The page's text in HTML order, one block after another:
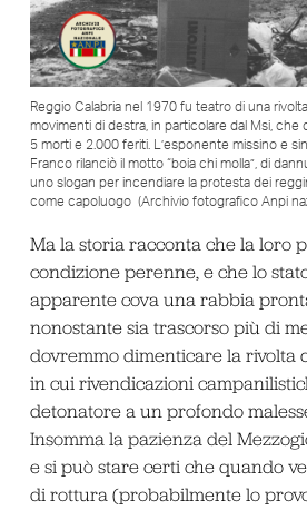
Reggio Calabria nel 1970 fu teatro di una
movimenti di destra, in particolare dal Msi,
5 morti e 2.000 feriti. L’esponente missino e
Franco rilanciò il motto “boia chi molla”, di
uno slogan per incendiare la protesta dei
come capoluogo (Archivio fotografico Anpi
Ma la storia racconta che la loro
condizione perenne, e che lo
apparente cova una rabbia
nonostante sia trascorso più di
dovremmo dimenticare la rivolta
in cui rivendicazioni
detonatore a un profondo
Insomma la pazienza del
e si può stare certi che quando
di rottura (probabilmente lo